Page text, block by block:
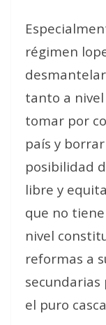
régimen
tanto a
tomar por
país y
posibilidad
libre y
que no
nivel
reformas a
secundarias
el puro